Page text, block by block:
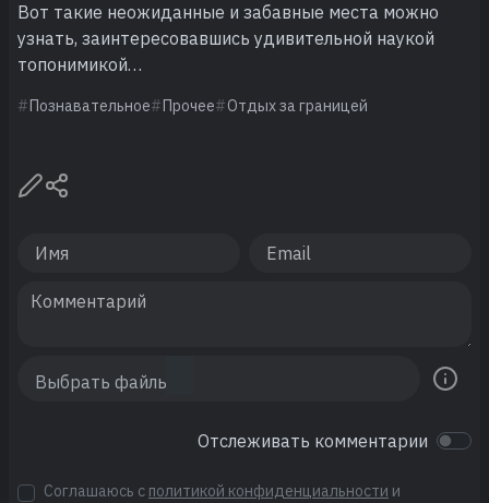
Вот такие неожиданные и забавные места можно
узнать, заинтересовавшись удивительной наукой
топонимикой…
Познавательное Прочее Отдых за границей
Отслеживать комментарии
Соглашаюсь с политикой конфиденциальности и